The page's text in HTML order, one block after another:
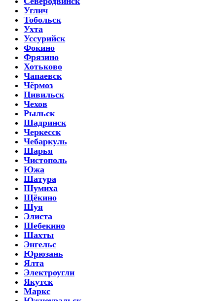
Углич
Тобольск
Ухта
Уссурийск
Фокино
Фрязино
Хотьково
Чапаевск
Чёрмоз
Цивильск
Чехов
Рыльск
Шадринск
Черкесск
Чебаркуль
Шарья
Чистополь
Южа
Шатура
Шумиха
Щёкино
Шуя
Элиста
Шебекино
Шахты
Энгельс
Юрюзань
Ялта
Электроугли
Якутск
Маркс